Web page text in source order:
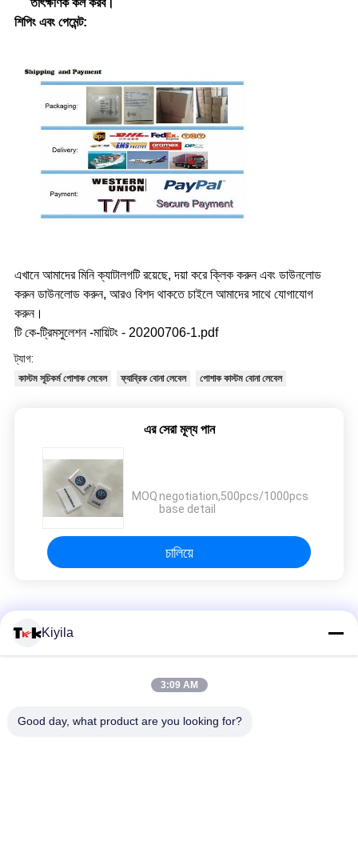
তাৎক্ষণিক কল করব।
শিপিং এবং পেমেন্ট:
এখানে আমাদের মিনি ক্যাটালগটি রয়েছে, দয়া করে ক্লিক করুন এবং ডাউনলোড
করুন ডাউনলোড করুন, আরও বিশদ থাকতে চাইলে আমাদের সাথে যোগাযোগ
করুন।
টি কে-ট্রিমসুলেশন -মায়িটং - 20200706-1.pdf
ট্যাগ:
কাস্টম সূচিকর্ম পোশাক লেবেল ফ্যাব্রিক বোনা লেবেল পোশাক কাস্টম বোনা লেবেল
এর সেরা মূল্য পান
MOQ：negotiation,500pcs/1000pcs
base detail
চালিয়ে
কাস্টম ব্রোডারি প্যাচ ঘাড় উচ্চ ঘনত্ব বোনা বিলাসবহুল লেবেল জুতা জন্য
কাস্টমাইজড এক্সক্লুসিভ লোগো ডিজাইন কাপড়ের জন্য প্যাচগুলিতে পূর্ণ সূচিকর্মযুক্ত
কাস্টম উচ্চ ঘনত্বের পোশাক বোনা লেবেল বইয়ের কভার ভাঁজ ট্যাগ ব্যাগ জন্য পোশাক
Kiyila
3:09 AM
Good day, what product are you looking for?